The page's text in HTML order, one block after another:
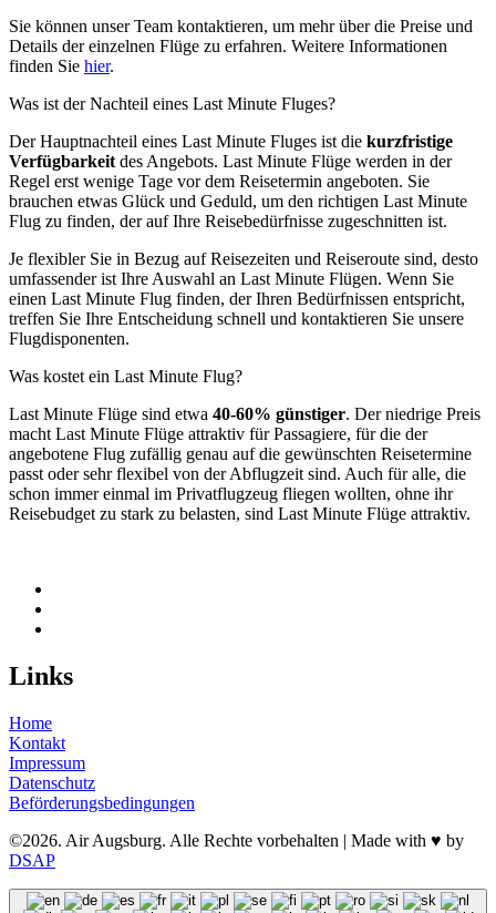
Sie können unser Team kontaktieren, um mehr über die Preise und
Details der einzelnen Flüge zu erfahren. Weitere Informationen
finden Sie hier.
Was ist der Nachteil eines Last Minute Fluges?
Der Hauptnachteil eines Last Minute Fluges ist die kurzfristige
Verfügbarkeit des Angebots. Last Minute Flüge werden in der
Regel erst wenige Tage vor dem Reisetermin angeboten. Sie
brauchen etwas Glück und Geduld, um den richtigen Last Minute
Flug zu finden, der auf Ihre Reisebedürfnisse zugeschnitten ist.
Je flexibler Sie in Bezug auf Reisezeiten und Reiseroute sind, desto
umfassender ist Ihre Auswahl an Last Minute Flügen. Wenn Sie
einen Last Minute Flug finden, der Ihren Bedürfnissen entspricht,
treffen Sie Ihre Entscheidung schnell und kontaktieren Sie unsere
Flugdisponenten.
Was kostet ein Last Minute Flug?
Last Minute Flüge sind etwa 40-60% günstiger. Der niedrige Preis
macht Last Minute Flüge attraktiv für Passagiere, für die der
angebotene Flug zufällig genau auf die gewünschten Reisetermine
passt oder sehr flexibel von der Abflugzeit sind. Auch für alle, die
schon immer einmal im Privatflugzeug fliegen wollten, ohne ihr
Reisebudget zu stark zu belasten, sind Last Minute Flüge attraktiv.
Links
Home
Kontakt
Impressum
Datenschutz
Beförderungsbedingungen
©2026. Air Augsburg. Alle Rechte vorbehalten | Made with ♥ by
DSAP